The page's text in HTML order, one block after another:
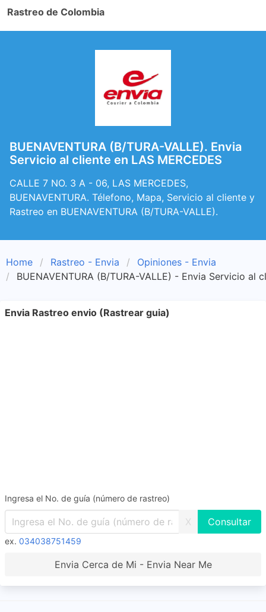
Rastreo de Colombia
BUENAVENTURA (B/TURA-VALLE). Envia
Servicio al cliente en LAS MERCEDES
CALLE 7 NO. 3 A - 06, LAS MERCEDES,
BUENAVENTURA. Télefono, Mapa, Servicio al cliente y
Rastreo en BUENAVENTURA (B/TURA-VALLE).
Home Rastreo - Envia
Opiniones - Envia
BUENAVENTURA (B/TURA-VALLE) - Envia Servicio al
Envia Rastreo envio (Rastrear guia)
Ingresa el No. de guía (número de rastreo)
X
ex. 034038751459
Envia Cerca de Mi - Envia Near Me